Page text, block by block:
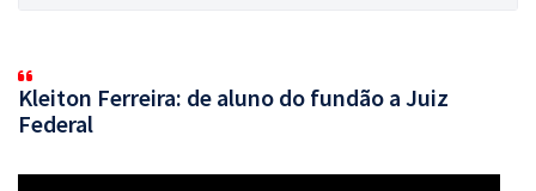
Kleiton Ferreira: de aluno do fundão a Juiz
Federal